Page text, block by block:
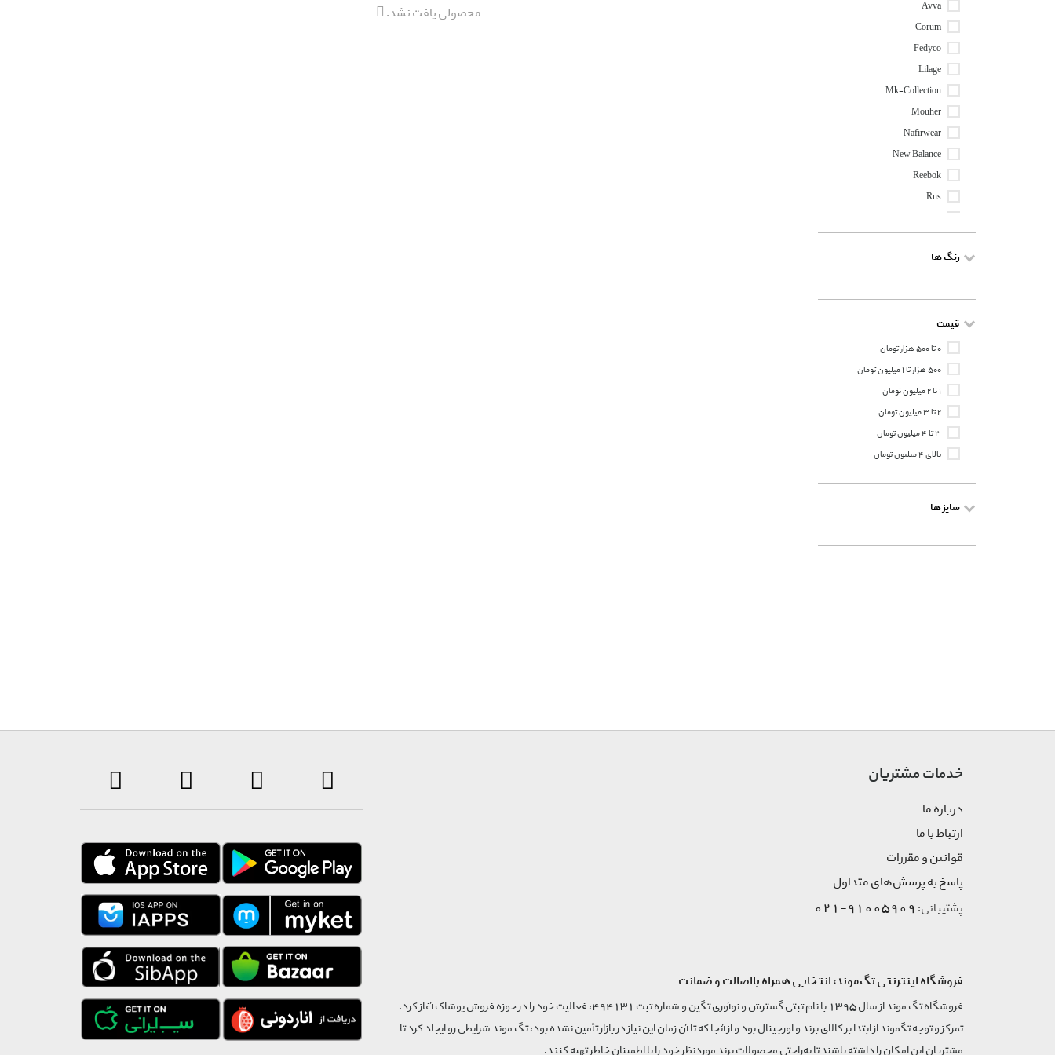
محصولی یافت نشد.
Avva
Corum
Fedyco
Lilage
Mk-Collection
Mouher
Nafirwear
New Balance
Reebok
Rns
رنگ ها
قیمت
۰ تا ۵۰۰ هزار تومان
۵۰۰ هزار تا ۱ میلیون تومان
۱ تا ۲ میلیون تومان
۲ تا ۳ میلیون تومان
۳ تا ۴ میلیون تومان
بالای ۴ میلیون تومان
سایز ها
خدمات مشتریان
درباره ما
ارتباط با ما
قوانین و مقررات
پاسخ به پرسش‌های متداول
پشتیبانی: 91005909-021
فروشگاه اینترنتی تگ‌موند، انتخابی همراه بااصالت و ضمانت
فروشگاه تگ موند از سال 1395 با نام ثبتی گسترش و نوآوری تگین و شماره ثبت 494131، فعالیت خود را در حوزه فروش پوشاک آغاز کرد.
تمرکز و توجه تگموند از ابتدا بر کالای برند و اورجینال بود و از آنجا که تا آن زمان این نیاز در بازار تأمین نشده بود، تگ موند شرایطی رو ایجاد کرد تا
مشتریان این امکان را داشته باشند تا به‌راحتی محصولات برند مورد‌نظر خود را با اطمینان خاطر تهیه کنند.